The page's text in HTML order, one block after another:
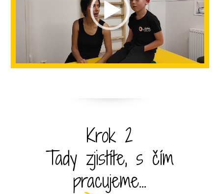
Krok 2
Tady zjistíte, s čím
pracujeme...